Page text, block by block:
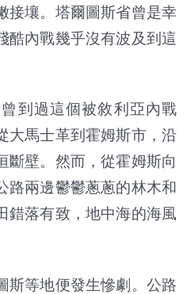
接壤。塔爾圖斯省曾是幸
酷內戰幾乎沒有波及到這
到過這個被敘利亞內戰
大馬士革到霍姆斯市，沿
斷壁。然而，從霍姆斯向
路兩邊鬱鬱蔥蔥的林木和
錯落有致，地中海的海風
等地便發生慘劇。公路